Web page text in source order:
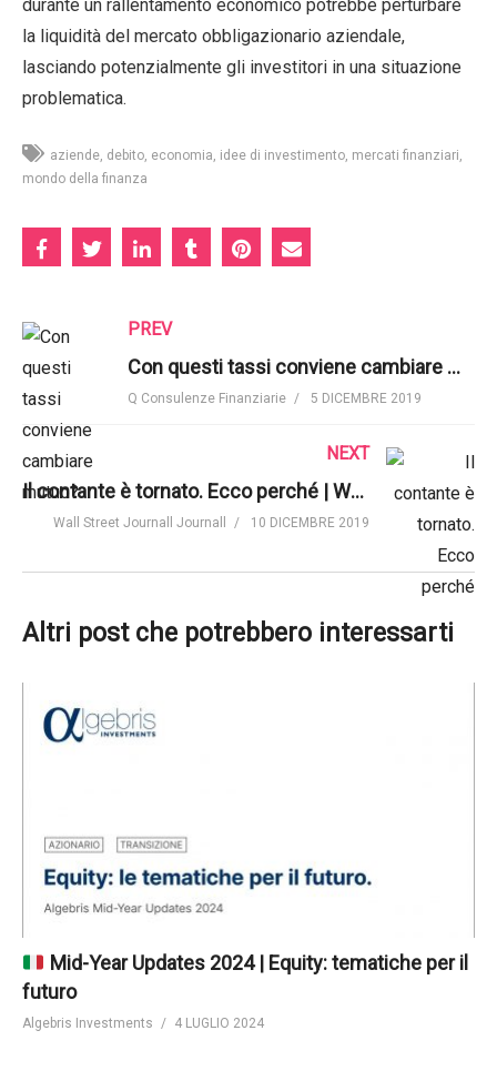
durante un rallentamento economico potrebbe perturbare
la liquidità del mercato obbligazionario aziendale,
lasciando potenzialmente gli investitori in una situazione
problematica.
aziende debito economia idee di investimento mercati finanziari
mondo della finanza
PREV
Con questi tassi conviene cambiare mutuo? | Q Consulenze Finanziarie
Q Consulenze Finanziarie 5 DICEMBRE 2019
NEXT
Il contante è tornato. Ecco perché | WSJ
Wall Street Journall Journall 10 DICEMBRE 2019
Altri post che potrebbero interessarti
Mid-Year Updates 2024 | Equity: tematiche per il
futuro
Algebris Investments 4 LUGLIO 2024